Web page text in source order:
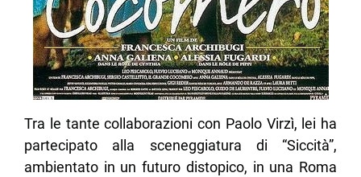
Tra le tante collaborazioni con Paolo Virzì, lei ha
partecipato alla sceneggiatura di “Siccità”,
ambientato in un futuro distopico, in una Roma